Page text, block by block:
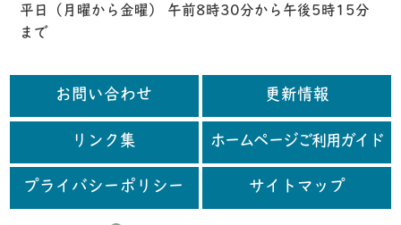
平日（月曜から金曜） 午前8時30分から午後5時15分
まで
お問い合わせ 更新情報
リンク集 ホームページご利用ガイド
プライバシーポリシー サイトマップ